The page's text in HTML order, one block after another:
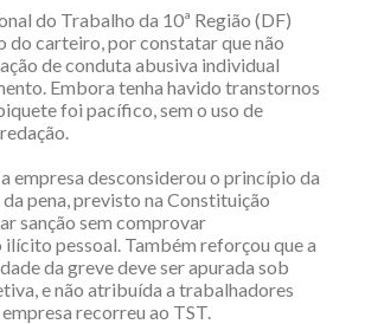
do Trabalho da 10ª Região (DF)
do carteiro, por constatar que não
de conduta abusiva individual
Embora tenha havido transtornos
foi pacífico, sem o uso de
empresa desconsiderou o princípio da
pena, previsto na Constituição
sanção sem comprovar
pessoal. Também reforçou que a
da greve deve ser apurada sob
e não atribuída a trabalhadores
recorreu ao TST.